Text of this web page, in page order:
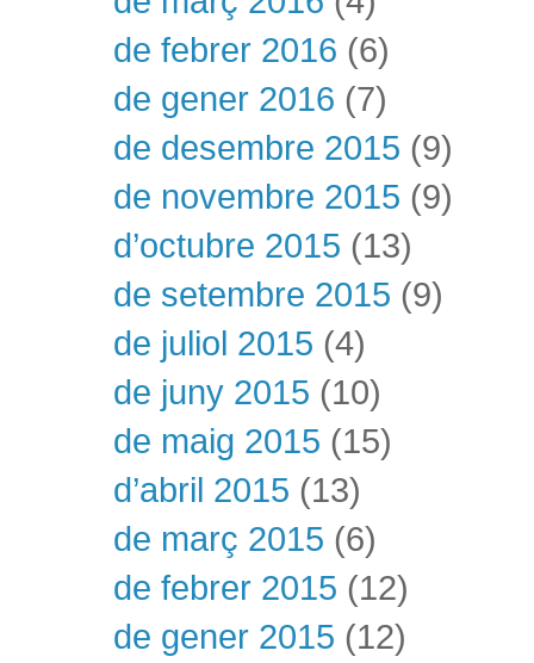
de febrer 2016 (6)
de gener 2016 (7)
de desembre 2015 (9)
de novembre 2015 (9)
d’octubre 2015 (13)
de setembre 2015 (9)
de juliol 2015 (4)
de juny 2015 (10)
de maig 2015 (15)
d’abril 2015 (13)
de març 2015 (6)
de febrer 2015 (12)
de gener 2015 (12)